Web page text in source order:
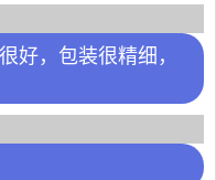
好，包装很精细，